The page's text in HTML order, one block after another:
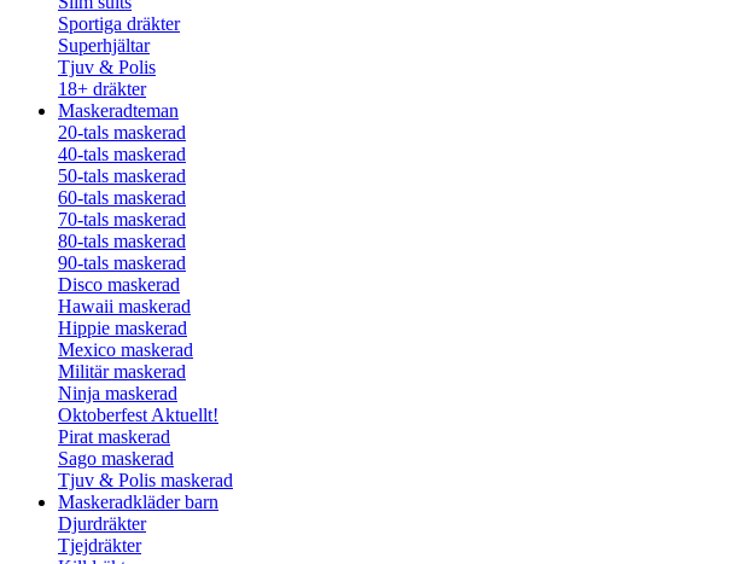
Sportiga dräkter
Superhjältar
Tjuv & Polis
18+ dräkter
Maskeradteman
20-tals maskerad
40-tals maskerad
50-tals maskerad
60-tals maskerad
70-tals maskerad
80-tals maskerad
90-tals maskerad
Disco maskerad
Hawaii maskerad
Hippie maskerad
Mexico maskerad
Militär maskerad
Ninja maskerad
Oktoberfest Aktuellt!
Pirat maskerad
Sago maskerad
Tjuv & Polis maskerad
Maskeradkläder barn
Djurdräkter
Tjejdräkter